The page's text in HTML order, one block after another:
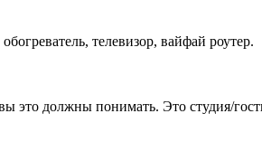
телевизор, вайфай роутер.
должны понимать. Это студия/